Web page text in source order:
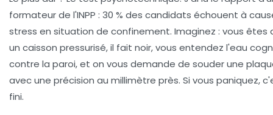
formateur de l'INPP : 30 % des candidats échouent à
stress en situation de confinement. Imaginez : vous êtes
un caisson pressurisé, il fait noir, vous entendez l'eau
contre la paroi, et on vous demande de souder une
avec une précision au millimètre près. Si vous paniquez,
fini.